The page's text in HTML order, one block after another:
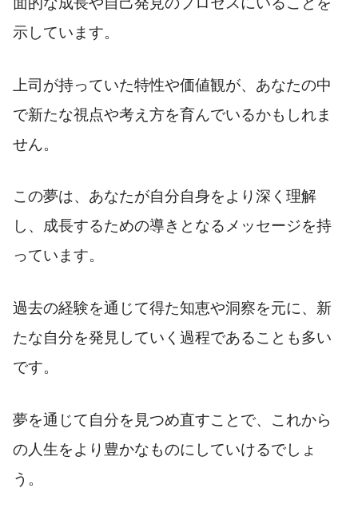
示しています。
上司が持っていた特性や価値観が、あなたの中
で新たな視点や考え方を育んでいるかもしれま
せん。
この夢は、あなたが自分自身をより深く理解
し、成長するための導きとなるメッセージを持
っています。
過去の経験を通じて得た知恵や洞察を元に、新
たな自分を発見していく過程であることも多い
です。
夢を通じて自分を見つめ直すことで、これから
の人生をより豊かなものにしていけるでしょ
う。